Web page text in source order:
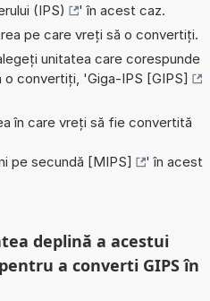
(IPS)
' în acest caz.
pe care vreți să o convertiți.
unitatea care corespunde
o convertiți, 'Giga-IPS [GIPS]
în care vreți să fie convertită
pe secundă [MIPS]
' în acest
deplină a acestui
a converti GIPS în